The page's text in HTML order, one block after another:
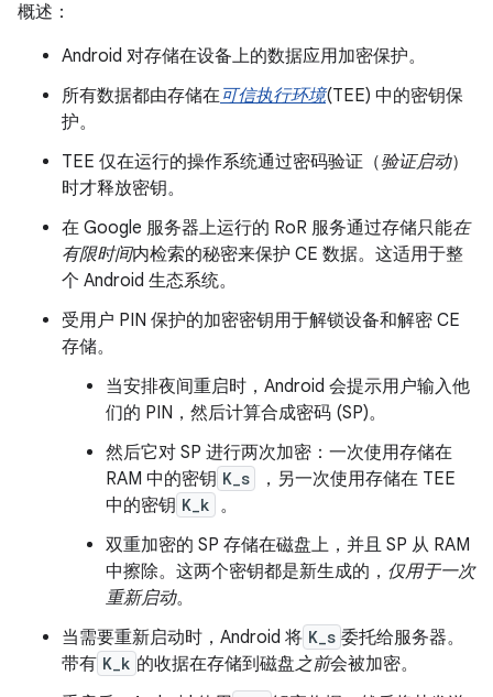
概述：
Android 对存储在设备上的数据应用加密保护。
所有数据都由存储在可信执行环境(TEE) 中的密钥保
护。
TEE 仅在运行的操作系统通过密码验证（验证启动）
时才释放密钥。
在 Google 服务器上运行的 RoR 服务通过存储只能在
有限时间内检索的秘密来保护 CE 数据。这适用于整
个 Android 生态系统。
受用户 PIN 保护的加密密钥用于解锁设备和解密 CE
存储。
当安排夜间重启时，Android 会提示用户输入他
们的 PIN，然后计算合成密码 (SP)。
然后它对 SP 进行两次加密：一次使用存储在
RAM 中的密钥 K_s
，另一次使用存储在 TEE
中的密钥 K_k 。
双重加密的 SP 存储在磁盘上，并且 SP 从 RAM
中擦除。这两个密钥都是新生成的， 仅用于一次
重新启动。
当需要重新启动时，Android 将 K_s 委托给服务器。
带有 K_k 的收据在存储到磁盘之前会被加密。